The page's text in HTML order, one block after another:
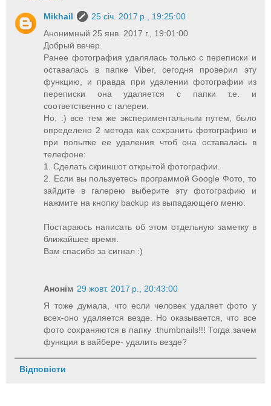
Mikhail
25 січ. 2017 р., 19:25:00
Анонимный 25 янв. 2017 г., 19:01:00
Добрый вечер.
Ранее фотография удалялась только с переписки и
оставалась в папке Viber, сегодня проверил эту
функцию, и правда при удалении фотографии из
переписки она удаляется с папки т.е. и
соответственно с галереи.
Но, :) все тем же экспериментальным путем, было
определено 2 метода как сохранить фотографию и
при попытке ее удаления чтоб она оставалась в
телефоне:
1. Сделать скриншот открытой фотографии.
2. Если вы пользуетесь программой Google Фото, то
зайдите в галерею выберите эту фотографию и
нажмите на кнопку backup из выпадающего меню.
Постараюсь написать об этом отдельную заметку в
ближайшее время.
Вам спасибо за сигнал :)
Анонім 29 жовт. 2017 р., 20:43:00
Я тоже думала, что если человек удаляет фото у
всех-оно удаляется везде. Но оказывается, что все
фото сохраняются в папку .thumbnails!!! Тогда зачем
функция в вайбере- удалить везде?
Відповісти